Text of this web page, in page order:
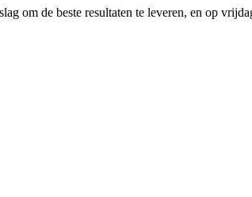
om de beste resultaten te leveren, en op